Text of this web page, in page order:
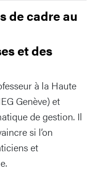
de cadre au
et des
à la Haute
Genève) et
de gestion. Il
si l’on
et